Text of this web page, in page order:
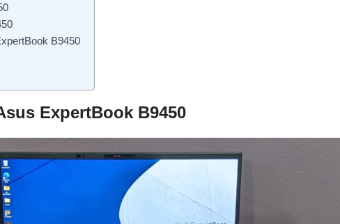
B9450
ExpertBook B9450